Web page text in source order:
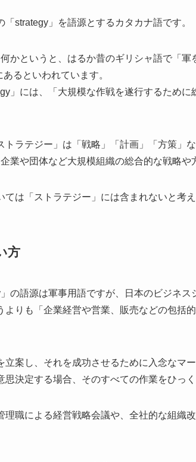
「strategy」を語源とするカタカナ語です。
かというと、はるか昔のギリシャ語で「軍
るといわれています。
」には、「大規模な作戦を遂行するため
トラテジー」は「戦略」「計画」「方策」
業や団体など大規模組織の総合的な戦略や
は「ストラテジー」には含まれないと考え
方
の語源は軍事用語ですが、日本のビジネ
よりも「企業経営や営業、販売などの包括
立案し、それを成功させるために入念なマ
思決定する場合、そのすべての作業をひっ
理職による経営戦略会議や、全社的な組織